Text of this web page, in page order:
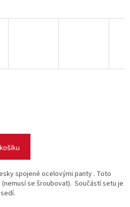
spojené ocelovými panty . Toto
se šroubovat). Součástí setu je